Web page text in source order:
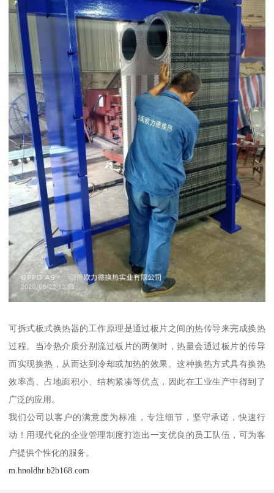
可拆式板式换热器的工作原理是通过板片之间的热传导来完成换热
过程。当冷热介质分别流过板片的两侧时，热量会通过板片的传导
而实现换热，从而达到冷却或加热的效果。这种换热方式具有换热
效率高、占地面积小、结构紧凑等优点，因此在工业生产中得到了
广泛的应用。
我们公司以客户的满意度为标准，专注细节，坚守承诺，快速行
动！用现代化的企业管理制度打造出一支优良的员工队伍，可为客
户提供个性化的服务。
m.hnoldhr.b2b168.com